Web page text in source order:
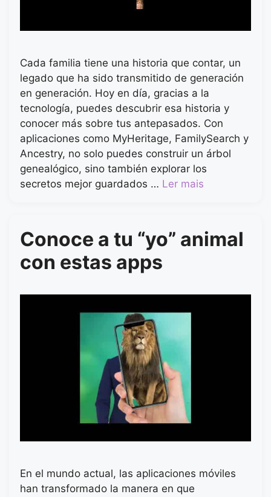
Cada familia tiene una historia que contar, un
legado que ha sido transmitido de generación
en generación. Hoy en día, gracias a la
tecnología, puedes descubrir esa historia y
conocer más sobre tus antepasados. Con
aplicaciones como MyHeritage, FamilySearch y
Ancestry, no solo puedes construir un árbol
genealógico, sino también explorar los
secretos mejor guardados … Ler mais
Conoce a tu “yo” animal
con estas apps
En el mundo actual, las aplicaciones móviles
han transformado la manera en que